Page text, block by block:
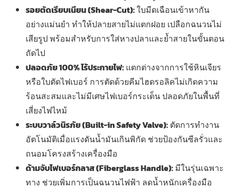
รอยตัดเรียบเนียน (Shear-Cut):ใบมีดเฉือนเข้าหากัน
อย่างแม่นยำ ทำให้ปลายสายไม่แตกฝอย เปลือกฉนวนไม่
เสียรูป พร้อมสำหรับการใส่หางปลาและย้ำสายในขั้นตอน
ถัดไป
ปลอดภัย 100% ไร้ประกายไฟ: แตกต่างจากการใช้หินเจียร
หรือใบตัดไฟเบอร์ การตัดด้วยคีมไฮดรอลิคไม่เกิดความ
ร้อนสะสมและไม่มีเศษไฟเบอร์กระเด็น ปลอดภัยในพื้นที่
เสี่ยงไฟไหม้
ระบบวาล์วนิรภัย (Built-in Safety Valve): ตัดการทำงาน
อัตโนมัติเมื่อแรงดันน้ำมันเกินพิกัด ช่วยป้องกันซีลรั่วและ
ถนอมโครงสร้างเครื่องมือ
ด้ามจับไฟเบอร์กลาส (Fiberglass Handle): มีในรุ่นเฉพาะ
ทาง ช่วยเพิ่มการเป็นฉนวนไฟฟ้า ลดน้ำหนักเครื่องมือ